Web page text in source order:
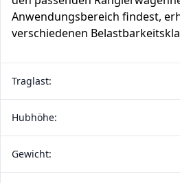
Anwendungsbereich findest,
verschiedenen
Traglast:
Hubhöhe:
Gewicht: